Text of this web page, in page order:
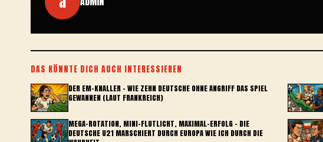
DAS KÖNNTE DICH AUCH INTERESSIEREN
DER EM-KNALLER – WIE ZEHN DEUTSCHE OHNE ANGRIFF DAS SPIEL
GEWANNEN (LAUT FRANKREICH)
MEGA-ROTATION, MINI-FLUTLICHT, MAXIMAL-ERFOLG – DIE
DEUTSCHE U21 MARSCHIERT DURCH EUROPA WIE ICH DURCH DIE